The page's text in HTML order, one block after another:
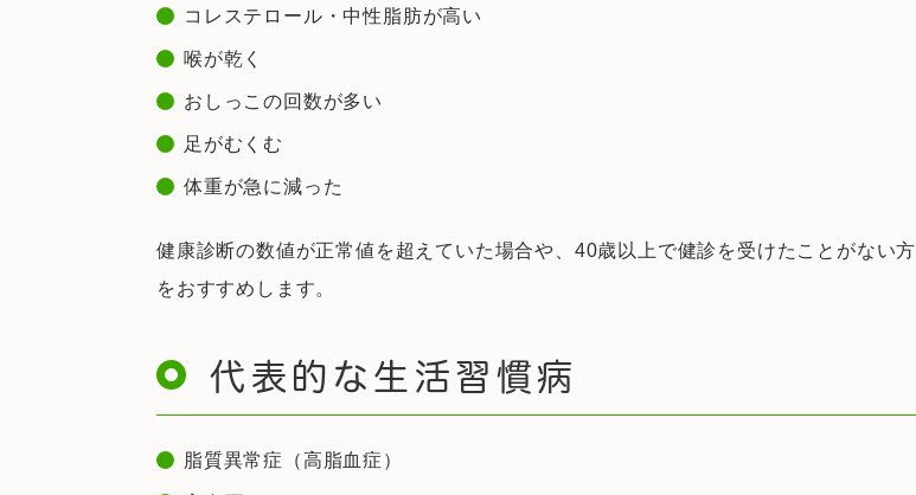
コレステロール・中性脂肪が高い
喉が乾く
おしっこの回数が多い
足がむくむ
体重が急に減った
健康診断の数値が正常値を超えていた場合や、40歳以上で健診を受けたことがない
をおすすめします。
代表的な生活習慣病
脂質異常症（高脂血症）